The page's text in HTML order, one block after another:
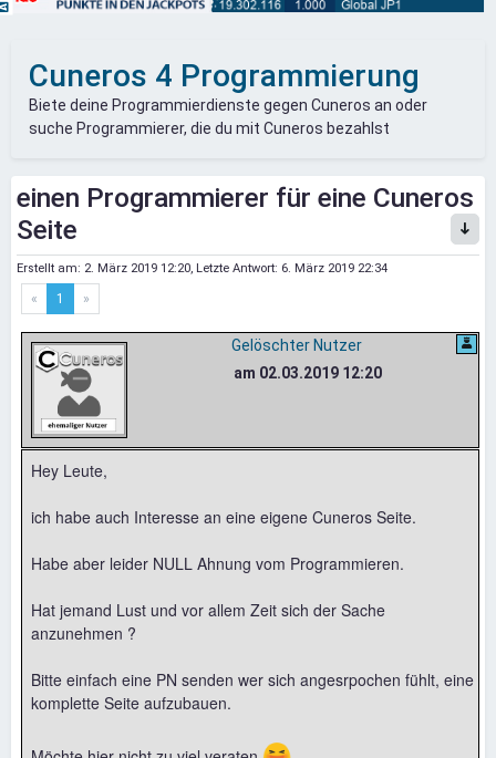
Cuneros 4 Programmierung
Biete deine Programmierdienste gegen Cuneros an oder
suche Programmierer, die du mit Cuneros bezahlst
einen Programmierer für eine Cuneros
Seite
Erstellt am: 2. März 2019 12:20, Letzte Antwort: 6. März 2019 22:34
« 1 »
Gelöschter Nutzer
am 02.03.2019 12:20
Hey Leute,
ich habe auch Interesse an eine eigene Cuneros Seite.
Habe aber leider NULL Ahnung vom Programmieren.
Hat jemand Lust und vor allem Zeit sich der Sache
anzunehmen ?
Bitte einfach eine PN senden wer sich angesrpochen fühlt, eine
komplette Seite aufzubauen.